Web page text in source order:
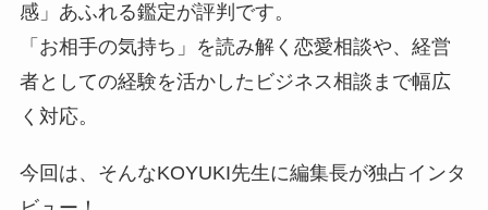
感」あふれる鑑定が評判です。
「お相手の気持ち」を読み解く恋愛相談や、経営
者としての経験を活かしたビジネス相談まで幅広
く対応。
今回は、そんなKOYUKI先生に編集長が独占インタ